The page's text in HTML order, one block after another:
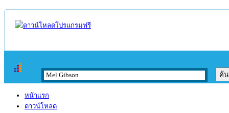
หน้าแรก
ดาวน์โหลด